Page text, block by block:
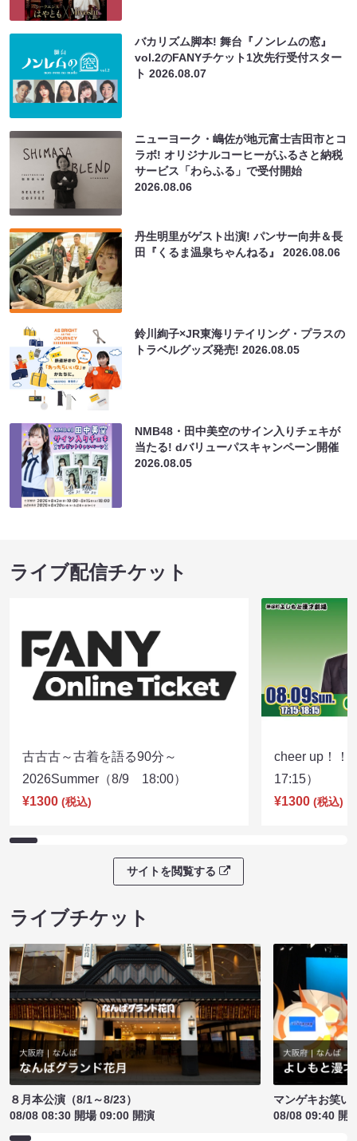
バカリズム脚本! 舞台『ノンレムの窓』
vol.2のFANYチケット1次先行受付スター
ト2026.08.07
ニューヨーク・嶋佐が地元富士吉田市とコ
ラボ! オリジナルコーヒーがふるさと納税
サービス「わらふる」で受付開始
2026.08.06
丹生明里がゲスト出演! パンサー向井＆長
田『くるま温泉ちゃんねる』2026.08.06
鈴川絢子×JR東海リテイリング・プラスの
トラベルグッズ発売!2026.08.05
NMB48・田中美空のサイン入りチェキが
当たる! dバリューパスキャンペーン開催
2026.08.05
ライブ配信チケット
古古古～古着を語る90分～
2026Summer（8/9 18:00）
¥1300 (税込)
cheer up！
17:15）
¥1300 (税込)
サイトを閲覧する
ライブチケット
８月本公演（8/1～8/23）
08/08 08:30 開場 09:00 開演
マンゲキお笑い
08/08 09:40 開